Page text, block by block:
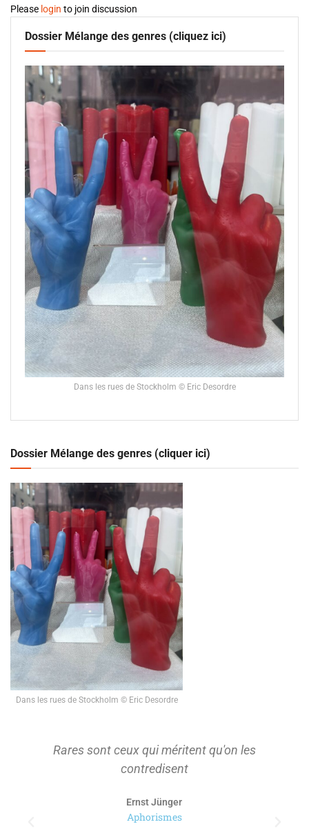
Please login to join discussion
Dossier Mélange des genres (cliquez ici)
Dans les rues de Stockholm © Eric Desordre
Dossier Mélange des genres (cliquer ici)
Dans les rues de Stockholm © Eric Desordre
Rares sont ceux qui méritent qu'on les
contredisent
Ernst Jünger
Aphorismes